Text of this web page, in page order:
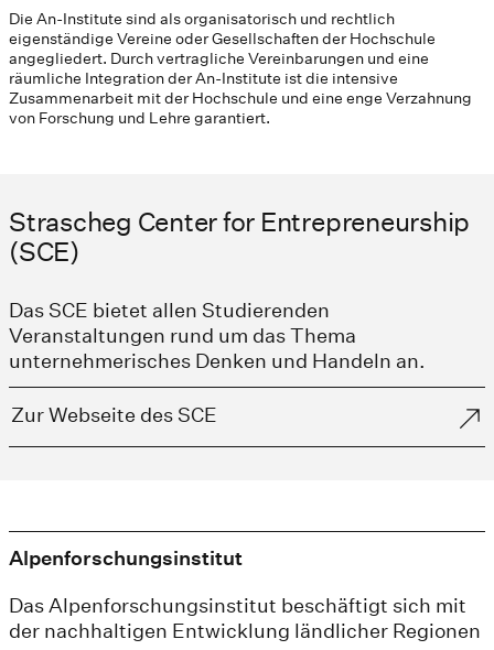
Die An-Institute sind als organisatorisch und rechtlich
eigenständige Vereine oder Gesellschaften der Hochschule
angegliedert. Durch vertragliche Vereinbarungen und eine
räumliche Integration der An-Institute ist die intensive
Zusammenarbeit mit der Hochschule und eine enge Verzahnung
von Forschung und Lehre garantiert.
Strascheg Center for Entrepreneurship
(SCE)
Das SCE bietet allen Studierenden
Veranstaltungen rund um das Thema
unternehmerisches Denken und Handeln an.
Zur Webseite des SCE
Alpenforschungsinstitut
Das Alpenforschungsinstitut beschäftigt sich mit
der nachhaltigen Entwicklung ländlicher Regionen